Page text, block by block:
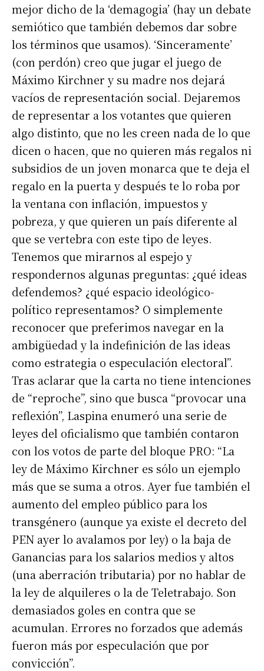
mejor dicho de la ‘demagogia’ (hay un debate
semiótico que también debemos dar sobre
los términos que usamos). ‘Sinceramente’
(con perdón) creo que jugar el juego de
Máximo Kirchner y su madre nos dejará
vacíos de representación social. Dejaremos
de representar a los votantes que quieren
algo distinto, que no les creen nada de lo que
dicen o hacen, que no quieren más regalos ni
subsidios de un joven monarca que te deja el
regalo en la puerta y después te lo roba por
la ventana con inflación, impuestos y
pobreza, y que quieren un país diferente al
que se vertebra con este tipo de leyes.
Tenemos que mirarnos al espejo y
respondernos algunas preguntas: ¿qué ideas
defendemos? ¿qué espacio ideológico-
político representamos? O simplemente
reconocer que preferimos navegar en la
ambigüedad y la indefinición de las ideas
como estrategia o especulación electoral”.
Tras aclarar que la carta no tiene intenciones
de “reproche”, sino que busca “provocar una
reflexión”, Laspina enumeró una serie de
leyes del oficialismo que también contaron
con los votos de parte del bloque PRO: “La
ley de Máximo Kirchner es sólo un ejemplo
más que se suma a otros. Ayer fue también el
aumento del empleo público para los
transgénero (aunque ya existe el decreto del
PEN ayer lo avalamos por ley) o la baja de
Ganancias para los salarios medios y altos
(una aberración tributaria) por no hablar de
la ley de alquileres o la de Teletrabajo. Son
demasiados goles en contra que se
acumulan. Errores no forzados que además
fueron más por especulación que por
convicción”.